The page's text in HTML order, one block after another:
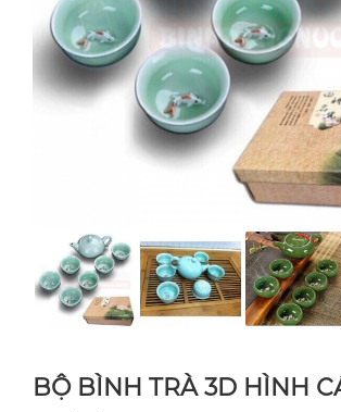
BỘ BÌNH TRÀ 3D HÌNH